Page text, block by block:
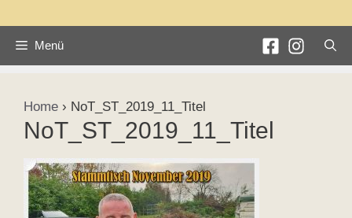
Menü
Home › NoT_ST_2019_11_Titel
NoT_ST_2019_11_Titel